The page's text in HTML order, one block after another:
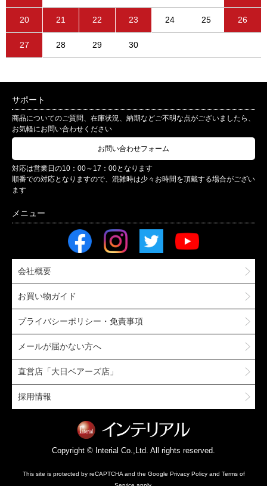
20 21 22 23 24 25 26
27 28 29 30
サポート
商品についてのご質問、在庫状況、納期などご不明な点がございましたら、
お気軽にお問い合わせください
お問い合わせフォーム
対応は営業日の10：00～17：00となります
順番での対応となりますので、混雑時は少々お時間を頂戴する場合がござい
ます
会社概要
お買い物ガイド
プライバシーポリシー・免責事項
メールが届かない方へ
直営店「大日ベアーズ店」
採用情報
Copyright © Interial Co.,Ltd. All rights reserved.
This site is protected by reCAPTCHA and the Google Privacy Policyand Terms of